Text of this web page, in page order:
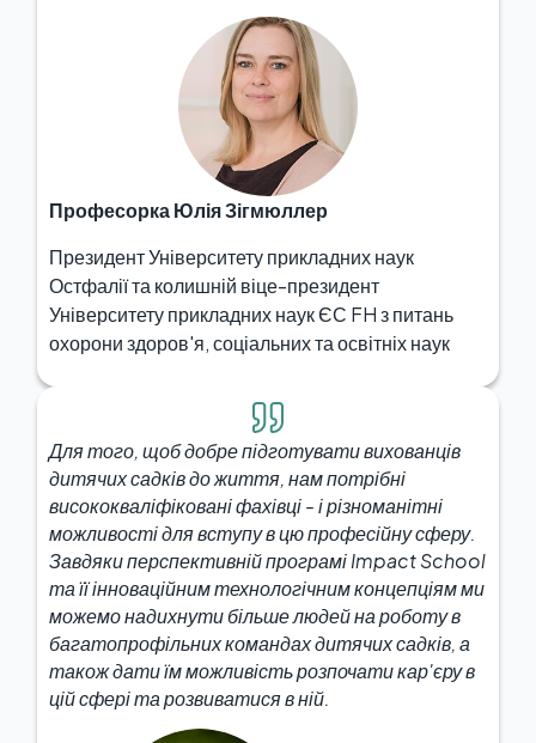
Професорка Юлія Зігмюллер
Президент Університету прикладних наук
Остфалії та колишній віце-президент
Університету прикладних наук ЄС FH з питань
охорони здоров'я, соціальних та освітніх наук
Для того, щоб добре підготувати вихованців
дитячих садків до життя, нам потрібні
висококваліфіковані фахівці - і різноманітні
можливості для вступу в цю професійну сферу.
Завдяки перспективній програмі Impact School
та її інноваційним технологічним концепціям ми
можемо надихнути більше людей на роботу в
багатопрофільних командах дитячих садків, а
також дати їм можливість розпочати кар'єру в
цій сфері та розвиватися в ній.